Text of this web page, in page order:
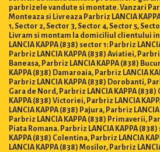
parbrizele vandute si montate. Vanzari
Monteaza si Livreaza Parbriz LANCIA
1, Sector 2, Sector 3, Sector 4, Sector 5,
Livram si montam la domiciliul clientului
LANCIA KAPPA (838) sector 1: Parbriz
Parbriz LANCIA KAPPA (838) Aviatiei,
Baneasa, Parbriz LANCIA KAPPA (838)
KAPPA (838) Damaroaia, Parbriz LANCIA
Parbriz LANCIA KAPPA (838) Dorobanti,
Gara de Nord, Parbriz LANCIA KAPPA
KAPPA (838) Victoriei, Parbriz LANCIA
LANCIA KAPPA (838) Pajura, Parbriz
Parbriz LANCIA KAPPA (838) Primaverii,
Piata Romana. Parbriz LANCIA KAPPA
KAPPA (838) Colentina, Parbriz LANCIA
LANCIA KAPPA (838) Mosilor, Parbriz